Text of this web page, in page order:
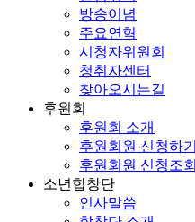
방송이념
주요연혁
시청자위원회
청취자센터
찾아오시는길
후원회
후원회 소개
후원회원 신청하기
후원회원 신청조회
소년합창단
인사말씀